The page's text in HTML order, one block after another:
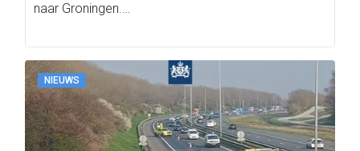
naar Groningen.…
NIEUWS